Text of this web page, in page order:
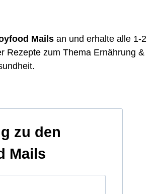
Mails an und erhalte alle 1-2
Rezepte zum Thema Ernährung &